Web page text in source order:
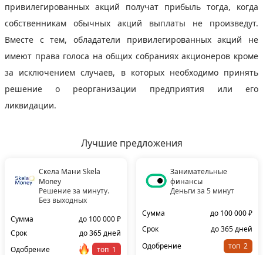
привилегированных акций получат прибыль тогда, когда
собственникам обычных акций выплаты не произведут.
Вместе с тем, обладатели привилегированных акций не
имеют права голоса на общих собраниях акционеров кроме
за исключением случаев, в которых необходимо принять
решение о реорганизации предприятия или его
ликвидации.
Лучшие предложения
Скела Мани Skela
Money
Решение за минуту.
Без выходных
Сумма
до 100 000 ₽
Срок
до 365 дней
Одобрение
топ
Занимательные
финансы
Деньги за 5 минут
Сумма
до 100 000 ₽
Срок
до 365 дней
Одобрение
топ